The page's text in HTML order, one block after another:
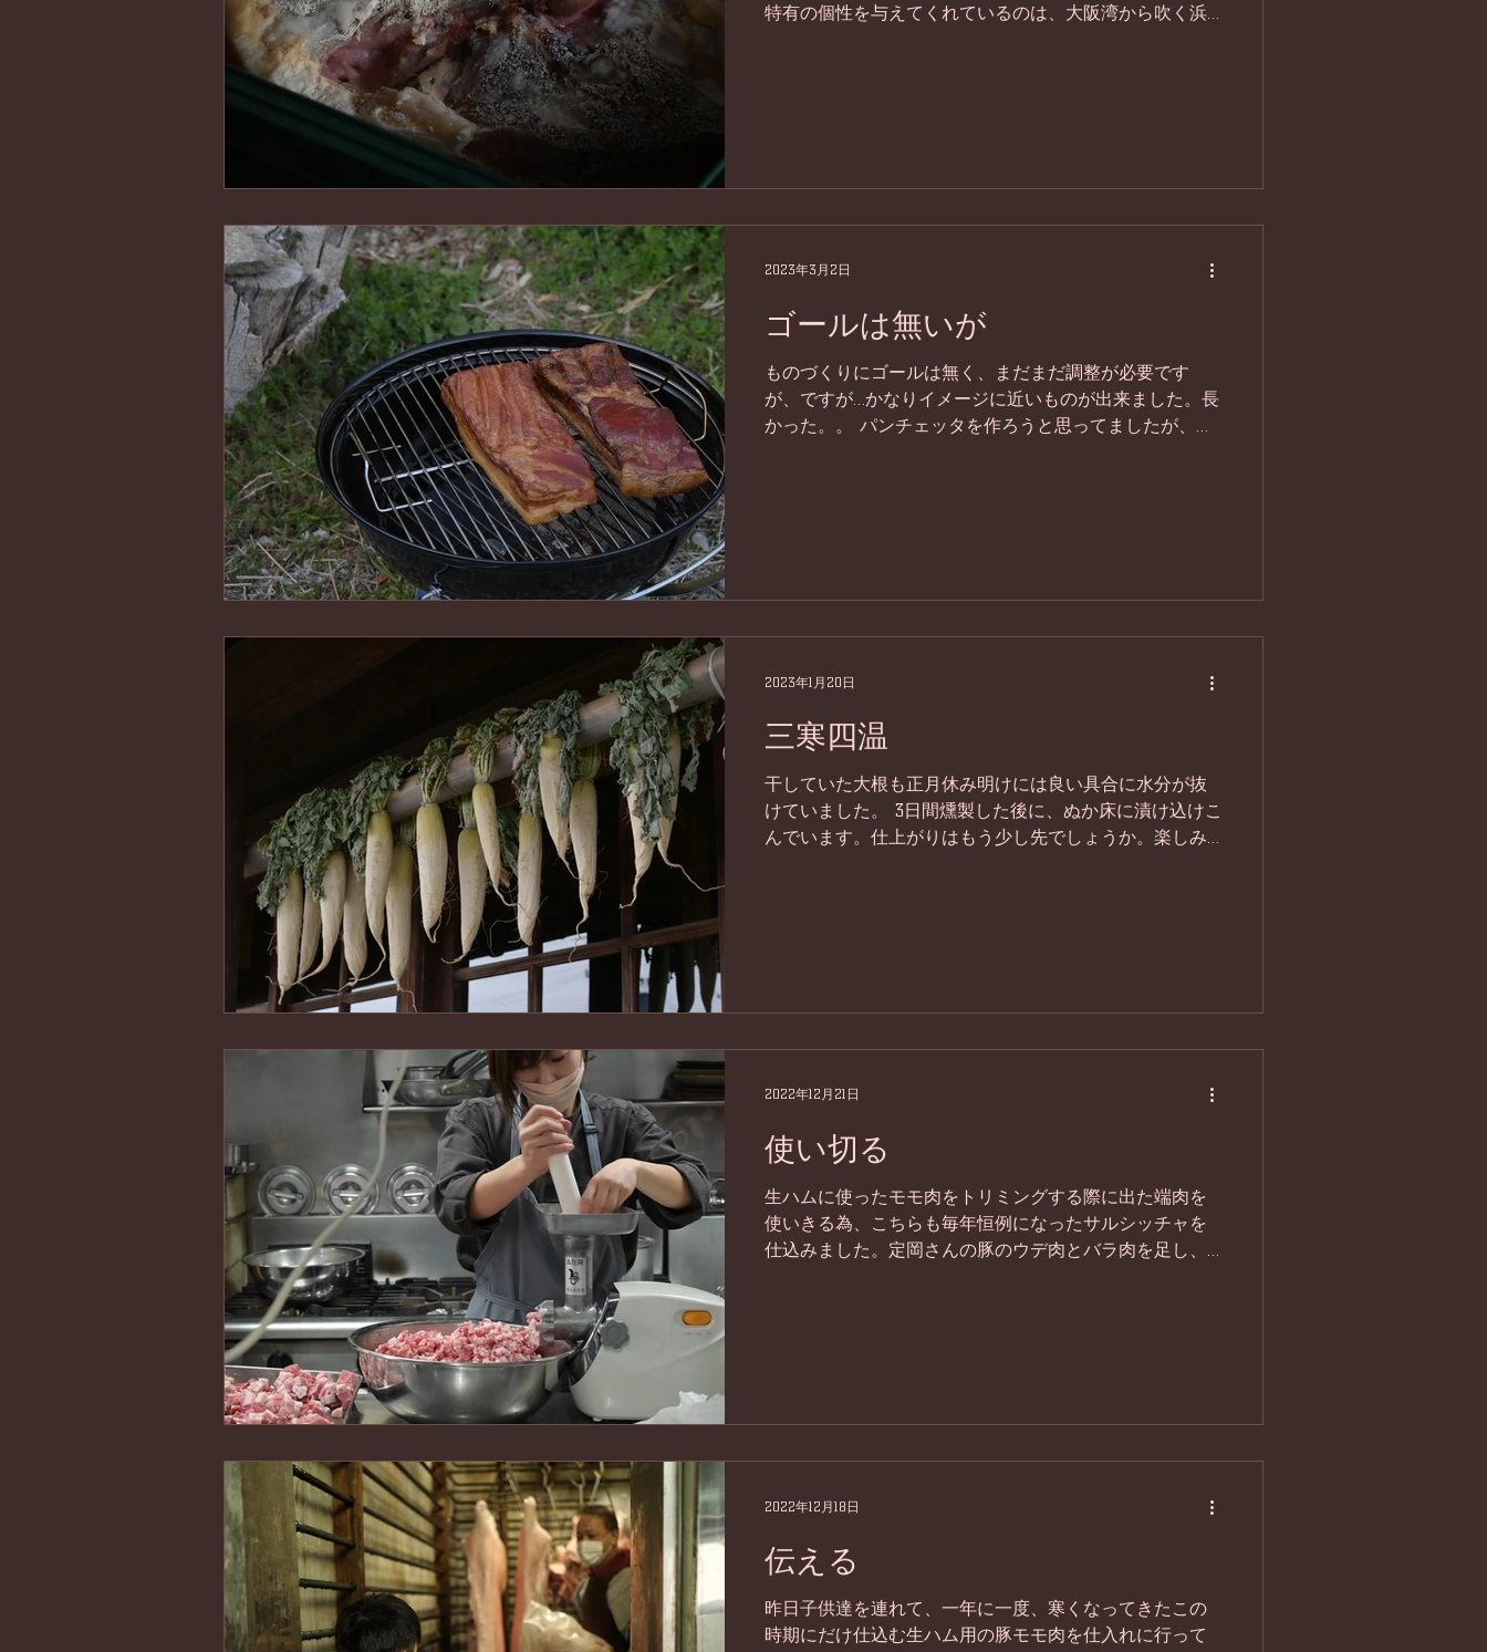
特有の個性を与えてくれているのは、大阪湾から吹く浜
ゴールは無いが
ものづくりにゴールは無く、まだまだ調整が必要です
が、ですが…かなりイメージに近いものが出来ました。長
かった。。 パンチェッタを作ろうと思ってましたが、急
2023年3月2日
三寒四温
干していた大根も正月休み明けには良い具合に水分が抜
けていました。 3日間燻製した後に、ぬか床に漬け込けこ
んでいます。仕上がりはもう少し先でしょうか。楽しみ
2023年1月20日
使い切る
生ハムに使ったモモ肉をトリミングする際に出た端肉を
使いきる為、こちらも毎年恒例になったサルシッチャを
仕込みました。定岡さんの豚のウデ肉とバラ肉を足し、
2022年12月21日
伝える
昨日子供達を連れて、一年に一度、寒くなってきたこの
時期にだけ仕込む生ハム用の豚モモ肉を仕入れに行って
2022年12月18日